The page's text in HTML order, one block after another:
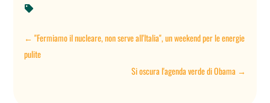

←"Fermiamo il nucleare, non serve all'Italia", un weekend per le energie
pulite
Si oscura l'agenda verde di Obama→